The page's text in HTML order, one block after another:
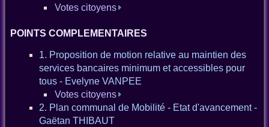
Votes citoyens
POINTS COMPLEMENTAIRES
1. Proposition de motion relative au maintien des
services bancaires minimum et accessibles pour
tous - Evelyne VANPEE
Votes citoyens
2. Plan communal de Mobilité - Etat d'avancement -
Gaëtan THIBAUT